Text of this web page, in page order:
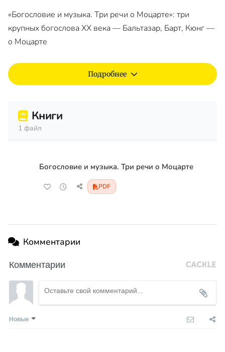
«Богословие и музыка. Три речи о Моцарте»: три
крупных богослова XX века — Бальтазар, Барт, Кюнг —
о Моцарте
Подробнее
Книги
1 файл
Богословие и музыка. Три речи о Моцарте
PDF
Комментарии
Комментарии
Новые